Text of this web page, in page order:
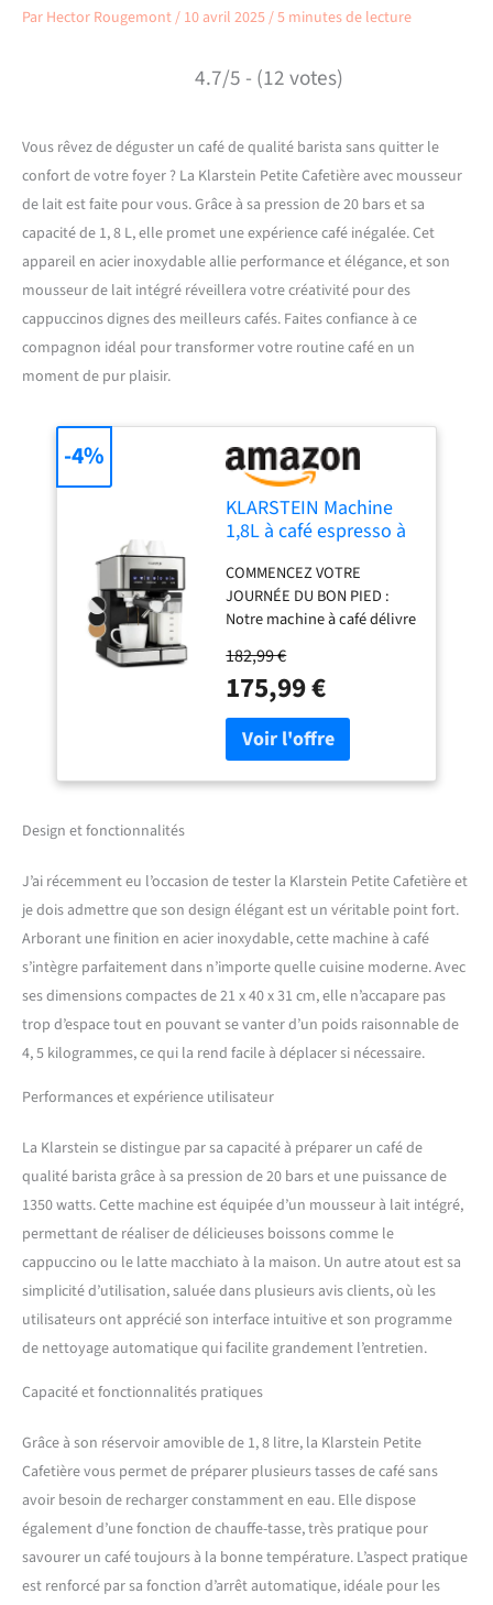
Par Hector Rougemont/ 10 avril 2025/5 minutes de lecture
4.7/5 - (12 votes)
Vous rêvez de déguster un café de qualité barista sans quitter le
confort de votre foyer ? La Klarstein Petite Cafetière avec mousseur
de lait est faite pour vous. Grâce à sa pression de 20 bars et sa
capacité de 1, 8 L, elle promet une expérience café inégalée. Cet
appareil en acier inoxydable allie performance et élégance, et son
mousseur de lait intégré réveillera votre créativité pour des
cappuccinos dignes des meilleurs cafés. Faites confiance à ce
compagnon idéal pour transformer votre routine café en un
moment de pur plaisir.
KLARSTEIN Machine
1,8L à café espresso à
Mousseur de Lait,
Cafetières, 20 Bar,
Petite Cafetière
Electrique Acier
Inoxydable 1350W
pour Café Moulu,
Machine a Cafe Qualite
Barista
COMMENCEZ VOTRE
JOURNÉE DU BON PIED :
Notre machine à café délivre
cette machine a cafe
comprend un récipient à lait
préparer des cappuccinos,
des lattes, des macchiatos
et autres, UN CAFE DIGNE
suffisamment forte pour
du café et avoir une crème
mousseuse tout en le
gardant bien au chaud pour
un café matinal de qualité.
FONCTIONNALITÉ : La
machine a cafe a un boîtier
courbes fluides qui
cuisine. C'est la cafetiere
electrique idéale pour
préparer le café le matin ou
lorsque des invités sont
présents. MOUSSE DE
QUALITÉ : La cafetière avec
mousseur à lait crée une
mousse crémeuse, comme
professionelle. Le réservoir
de 1,8L de la petite cafetiere
electrique permet de
être facilement retiré et
rempli. FACILE À UTILISER
ET À NETTOYER : Nos
cafetières, machines à café
et machines à expresso sont
simples à utiliser et tout
aussi faciles à nettoyer.
182,99 €
175,99 €
-4%
Design et fonctionnalités
J’ai récemment eu l’occasion de tester la Klarstein Petite Cafetière et
je dois admettre que son design élégant est un véritable point fort.
Arborant une finition en acier inoxydable, cette machine à café
s’intègre parfaitement dans n’importe quelle cuisine moderne. Avec
ses dimensions compactes de 21 x 40 x 31 cm, elle n’accapare pas
trop d’espace tout en pouvant se vanter d’un poids raisonnable de
4, 5 kilogrammes, ce qui la rend facile à déplacer si nécessaire.
Performances et expérience utilisateur
La Klarstein se distingue par sa capacité à préparer un café de
qualité barista grâce à sa pression de 20 bars et une puissance de
1350 watts. Cette machine est équipée d’un mousseur à lait intégré,
permettant de réaliser de délicieuses boissons comme le
cappuccino ou le latte macchiato à la maison. Un autre atout est sa
simplicité d’utilisation, saluée dans plusieurs avis clients, où les
utilisateurs ont apprécié son interface intuitive et son programme
de nettoyage automatique qui facilite grandement l’entretien.
Capacité et fonctionnalités pratiques
Grâce à son réservoir amovible de 1, 8 litre, la Klarstein Petite
Cafetière vous permet de préparer plusieurs tasses de café sans
avoir besoin de recharger constamment en eau. Elle dispose
également d’une fonction de chauffe-tasse, très pratique pour
savourer un café toujours à la bonne température. L’aspect pratique
est renforcé par sa fonction d’arrêt automatique, idéale pour les